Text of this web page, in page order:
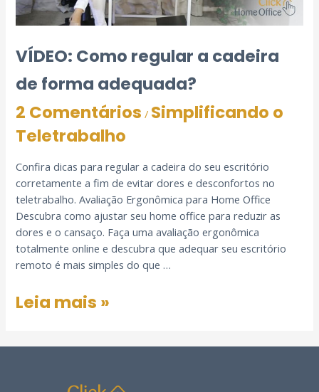
VÍDEO: Como regular a cadeira
de forma adequada?
2 Comentários / Simplificando o
Teletrabalho
Confira dicas para regular a cadeira do seu escritório
corretamente a fim de evitar dores e desconfortos no
teletrabalho. Avaliação Ergonômica para Home Office
Descubra como ajustar seu home office para reduzir as
dores e o cansaço. Faça uma avaliação ergonômica
totalmente online e descubra que adequar seu escritório
remoto é mais simples do que …
Leia mais »